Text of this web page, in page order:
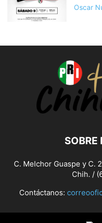
Oscar
SOBRE
C. Melchor Guaspe y C.
Chih. /
Contáctanos: